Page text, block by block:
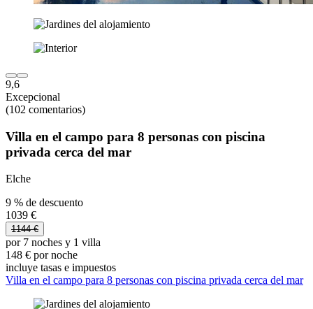
9,6
Excepcional
(102 comentarios)
Villa en el campo para 8 personas con piscina
privada cerca del mar
Elche
9 % de descuento
1039 €
1144 €
por 7 noches y 1 villa
148 € por noche
incluye tasas e impuestos
Villa en el campo para 8 personas con piscina privada cerca del mar